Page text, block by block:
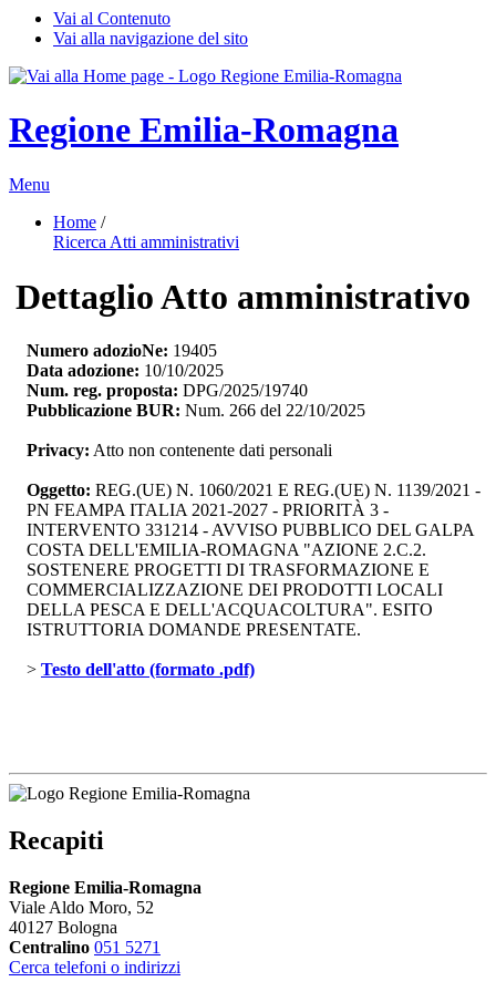
Vai al Contenuto
Vai alla navigazione del sito
Regione Emilia-Romagna
Menu
Home /
Ricerca Atti amministrativi
Dettaglio Atto amministrativo
Numero adozioNe: 19405
Data adozione: 10/10/2025
Num. reg. proposta: DPG/2025/19740
Pubblicazione BUR: Num. 266 del 22/10/2025
Privacy: Atto non contenente dati personali
Oggetto: REG.(UE) N. 1060/2021 E REG.(UE) N. 1139/2021 -
PN FEAMPA ITALIA 2021-2027 - PRIORITÀ 3 -
INTERVENTO 331214 - AVVISO PUBBLICO DEL GALPA
COSTA DELL'EMILIA-ROMAGNA "AZIONE 2.C.2.
SOSTENERE PROGETTI DI TRASFORMAZIONE E
COMMERCIALIZZAZIONE DEI PRODOTTI LOCALI
DELLA PESCA E DELL'ACQUACOLTURA". ESITO
ISTRUTTORIA DOMANDE PRESENTATE.
> Testo dell'atto (formato .pdf)
Recapiti
Regione Emilia-Romagna
Viale Aldo Moro, 52
40127 Bologna
Centralino 051 5271
Cerca telefoni o indirizzi